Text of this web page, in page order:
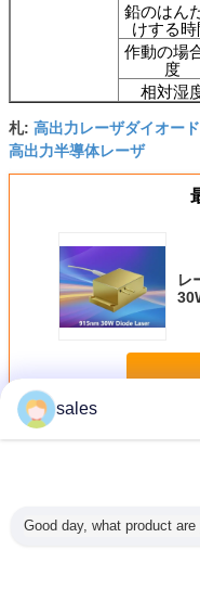
鉛のはん
けする時
作動の場
度
相対湿
札: 高出力レーザダイオー
高出力半導体レーザ
レ
多く半導体レーザモジ
sales
Good day, what product